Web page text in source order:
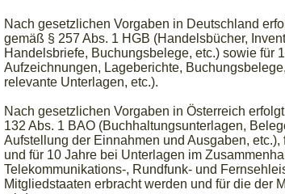
Nach gesetzlichen Vorgaben in Deutschland
gemäß § 257 Abs. 1 HGB (Handelsbücher,
Handelsbriefe, Buchungsbelege, etc.) sowie für
Aufzeichnungen, Lageberichte,
relevante Unterlagen, etc.).
Nach gesetzlichen Vorgaben in Österreich
132 Abs. 1 BAO (Buchhaltungsunterlagen,
Aufstellung der Einnahmen und Ausgaben,
und für 10 Jahre bei Unterlagen im
Telekommunikations-, Rundfunk- und
Mitgliedstaaten erbracht werden und für die der